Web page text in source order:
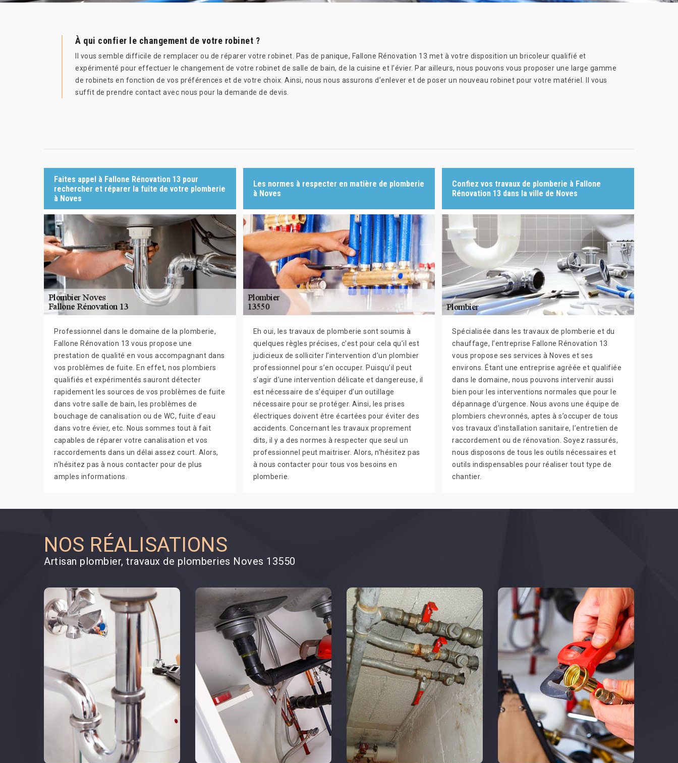
À qui confier le changement de votre robinet ?
Il vous semble difficile de remplacer ou de réparer votre robinet. Pas de panique, Fallone Rénovation 13 met à votre disposition un bricoleur qualifié et
expérimenté pour effectuer le changement de votre robinet de salle de bain, de la cuisine et l’évier. Par ailleurs, nous pouvons vous proposer une large gamme
de robinets en fonction de vos préférences et de votre choix. Ainsi, nous nous assurons d’enlever et de poser un nouveau robinet pour votre matériel. Il vous
suffit de prendre contact avec nous pour la demande de devis.
Faites appel à Fallone Rénovation 13 pour
rechercher et réparer la fuite de votre plomberie
à Noves
Professionnel dans le domaine de la plomberie,
Fallone Rénovation 13 vous propose une
prestation de qualité en vous accompagnant dans
vos problèmes de fuite. En effet, nos plombiers
qualifiés et expérimentés sauront détecter
rapidement les sources de vos problèmes de fuite
dans votre salle de bain, les problèmes de
bouchage de canalisation ou de WC, fuite d’eau
dans votre évier, etc. Nous sommes tout à fait
capables de réparer votre canalisation et vos
raccordements dans un délai assez court. Alors,
n’hésitez pas à nous contacter pour de plus
amples informations.
Les normes à respecter en matière de plomberie
à Noves
Eh oui, les travaux de plomberie sont soumis à
quelques règles précises, c’est pour cela qu’il est
judicieux de solliciter l’intervention d’un plombier
professionnel pour s’en occuper. Puisqu’il peut
s’agir d’une intervention délicate et dangereuse, il
est nécessaire de s’équiper d’un outillage
nécessaire pour se protéger. Ainsi, les prises
électriques doivent être écartées pour éviter des
accidents. Concernant les travaux proprement
dits, il y a des normes à respecter que seul un
professionnel peut maitriser. Alors, n’hésitez pas
à nous contacter pour tous vos besoins en
plomberie.
Confiez vos travaux de plomberie à Fallone
Rénovation 13 dans la ville de Noves
Spécialisée dans les travaux de plomberie et du
chauffage, l’entreprise Fallone Rénovation 13
vous propose ses services à Noves et ses
environs. Étant une entreprise agréée et qualifiée
dans le domaine, nous pouvons intervenir aussi
bien pour les interventions normales que pour le
dépannage d’urgence. Nous avons une équipe de
plombiers chevronnés, aptes à s’occuper de tous
vos travaux d’installation sanitaire, l’entretien de
raccordement ou de rénovation. Soyez rassurés,
nous disposons de tous les outils nécessaires et
outils indispensables pour réaliser tout type de
chantier.
NOS RÉALISATIONS
Artisan plombier, travaux de plomberies Noves 13550